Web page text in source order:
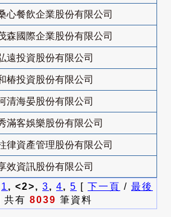
心餐飲企業股份有限公司
森國際企業股份有限公司
遠投資股份有限公司
椿投資股份有限公司
清海晏股份有限公司
滿客娛樂股份有限公司
律資產管理股份有限公司
效資訊股份有限公司
1 , <2>, 3, 4, 5 [ 下一頁 / 最後
共有 8039 筆資料